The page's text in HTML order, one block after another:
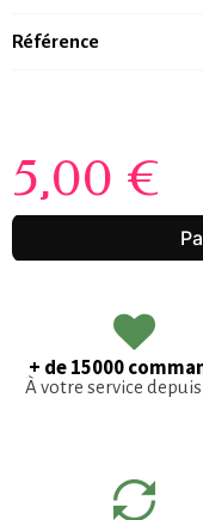
Référence
5,00 €
+ de 15000
À votre service depuis